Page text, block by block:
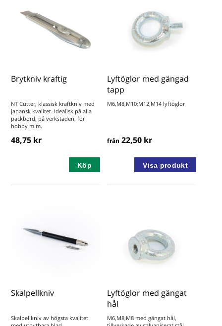
Brytkniv kraftig
NT Cutter, klassisk kraftkniv med
japansk kvalitet. Idealisk på alla
packbord, på verkstaden, för
hobby m.m.
48,75 kr
Köp
Lyftöglor med gängad
tapp
M6,M8,M10;M12,M14 lyftöglor
från 22,50 kr
Skalpellkniv
Skalpellkniv av högsta kvalitet
Lyftöglor med gängat
hål
M6,M8,M8 med gängat hål,